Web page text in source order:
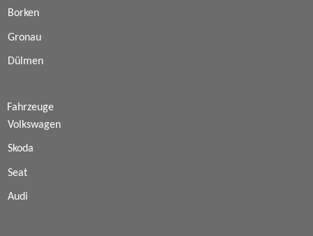
Borken
Gronau
Dülmen
Fahrzeuge
Volkswagen
Skoda
Seat
Audi